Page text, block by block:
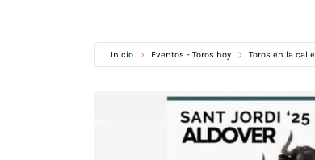
Inicio Eventos - Toros hoy Toros en la calle